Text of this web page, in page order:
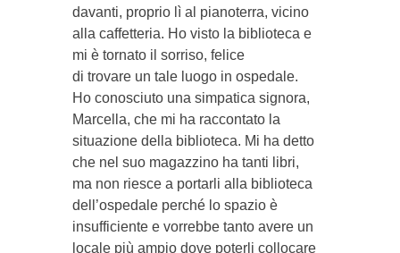
davanti, proprio lì al pianoterra, vicino
alla caffetteria. Ho visto la biblioteca e
mi è tornato il sorriso, felice
di trovare un tale luogo in ospedale.
Ho conosciuto una simpatica signora,
Marcella, che mi ha raccontato la
situazione della biblioteca. Mi ha detto
che nel suo magazzino ha tanti libri,
ma non riesce a portarli alla biblioteca
dell’ospedale perché lo spazio è
insufficiente e vorrebbe tanto avere un
locale più ampio dove poterli collocare